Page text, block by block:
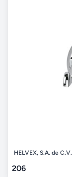
HELVEX, S.A. de C.V.
206